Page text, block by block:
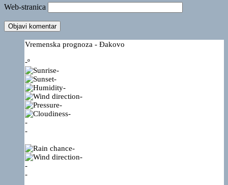
Web-stranica
Vremenska prognoza - Đakovo
-º
-
-
-
-
-
-
-
-
-
-
-
-